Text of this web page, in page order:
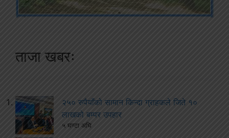
ताजा खबरः
२५० रुपैयाँको सामान किन्दा ग्राहकले जिते १०
लाखको बम्पर उपहार
५ घण्टा अघि